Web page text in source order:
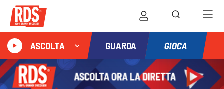
ASCOLTA GUARDA GIOCA